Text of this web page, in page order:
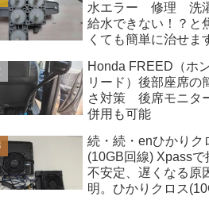
水エラー 修理 洗
給水できない！？と
くても簡単に治せま
Honda FREED（ホ
リード）後部座席の
さ対策 後席モニタ
併用も可能
続・続・enひかりク
(10GB回線) Xpassで
不安定、遅くなる原
明。ひかりクロス